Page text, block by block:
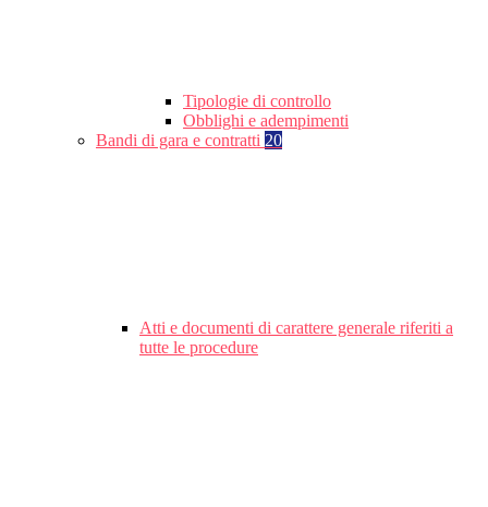
Tipologie di controllo
Obblighi e adempimenti
Bandi di gara e contratti 20
Atti e documenti di carattere generale riferiti a
tutte le procedure